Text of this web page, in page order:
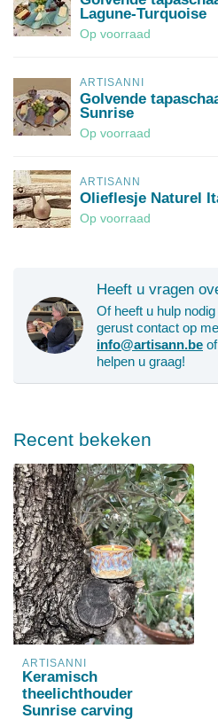
Lagune-Turquoise
Op voorraad
ARTISANNI
Golvende
Sunrise
Op voorraad
ARTISANN
Olieflesje Naturel
Op voorraad
Heeft u vragen
Of heeft u hulp
gerust contact op
info@artisann.be of
helpen u graag!
Recent bekeken
ARTISANNI
Keramisch
theelichthouder
Sunrise carving